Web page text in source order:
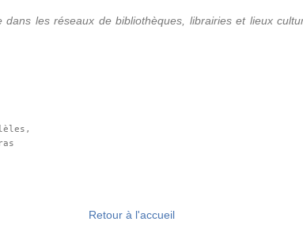
dans les réseaux de bibliothèques, librairies et lieux
Retour à l'accueil